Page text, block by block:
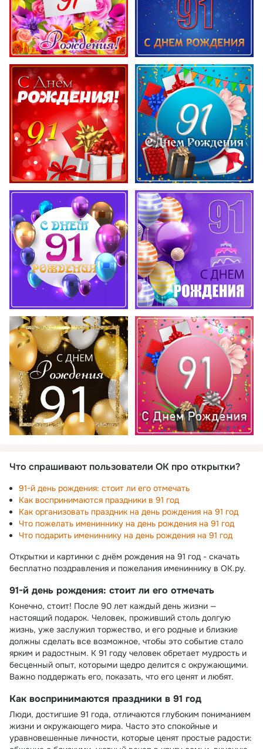
Что спрашивают пользователи ОК про открытки?
91-й день рождения: стоит ли его отмечать
Как воспринимаются праздники в 91 год
Как организовать праздник на день рождения на 91 год
Что пожелать имениннику на день рождения на 91 год
Что подарить имениннику на день рождения на 91 год
Открытки и картинки с днём рождения на 91 год - скачать
бесплатно поздравления и пожелания имениннику в ОК.ру.
91-й день рождения: стоит ли его отмечать
Конечно, стоит! После 90 лет каждый день жизни —
настоящий подарок. Человек, проживший столь долгую
жизнь, уже заслужил торжество, и его родные и близкие
должны сделать все возможное, чтобы это событие стало
ярким и радостным. К 91 году человек обретает мудрость и
бесценный опыт, которыми щедро делится с окружающими.
Важно поддержать его, показать, что его ценят и любят.
Как воспринимаются праздники в 91 год
Люди, достигшие 91 года, отличаются глубоким пониманием
жизни и окружающего мира. Часто это спокойные и
уравновешенные личности, которые ценят простые радости: